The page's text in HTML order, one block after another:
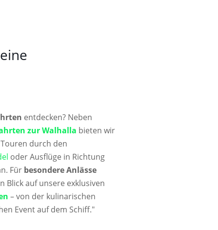
entdecken? Neben
zur Walhalla bieten wir
durch den
oder Ausflüge in Richtung
Für besondere Anlässe
Blick auf unsere exklusiven
– von der kulinarischen
Event auf dem Schiff."